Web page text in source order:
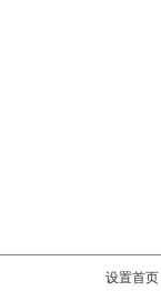
设置首页